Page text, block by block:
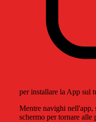
per installare la App sul
Mentre navighi nell'app,
schermo per tornare alle